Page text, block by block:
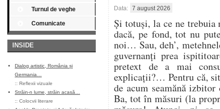
Turnul de veghe
Comunicate
INSIDE
Dialog artistic, România și
Germania…
:: Reflexii vizuale
Străin-n lume, străin acasă…
:: Colocvii literare
Data: 7 august 2026
Și totuși, la ce ne trebuia
dacă, pe fond, tot nu
noi… Sau, deh’,
guvernanți prea
pretext de a mai
explicații?… Pentru că,
de acum seamănă
Ba, tot în măsuri (la